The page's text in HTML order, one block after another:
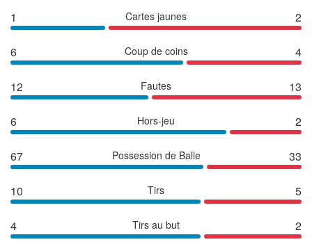
1 Cartes jaunes 2
6 Coup de coins 4
12 Fautes 13
6 Hors-jeu 2
67 Possession de Balle 33
10 Tirs 5
4 Tirs au but 2